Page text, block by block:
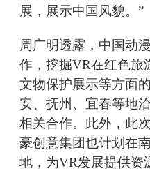
展，展示中国风貌。”
周广明透露，中国动
作，挖掘VR在红色旅
文物保护展示等方面
安、抚州、宜春等地
相关合作。此外，此
豪创意集团也计划在
地，为VR发展提供资